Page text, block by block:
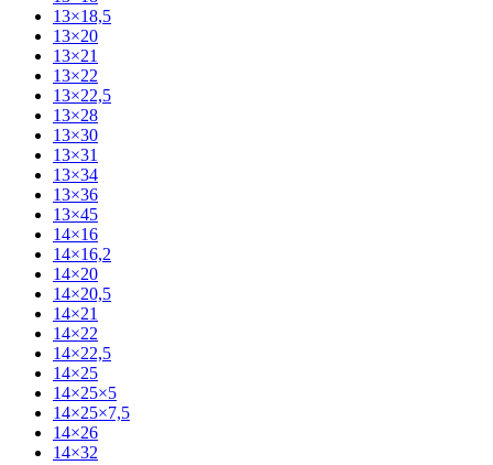
13×18,5
13×20
13×21
13×22
13×22,5
13×28
13×30
13×31
13×34
13×36
13×45
14×16
14×16,2
14×20
14×20,5
14×21
14×22
14×22,5
14×25
14×25×5
14×25×7,5
14×26
14×32